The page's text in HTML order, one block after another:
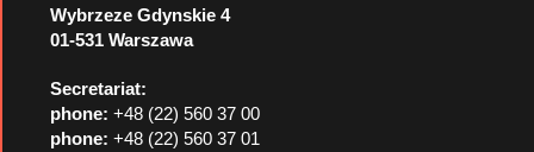
Wybrzeze Gdynskie 4
01-531 Warszawa
Secretariat:
phone: +48 (22) 560 37 00
phone: +48 (22) 560 37 01